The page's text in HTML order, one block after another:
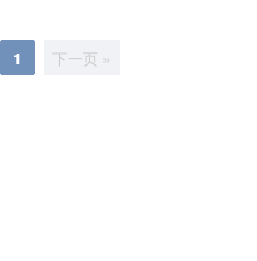
1 下一页 »